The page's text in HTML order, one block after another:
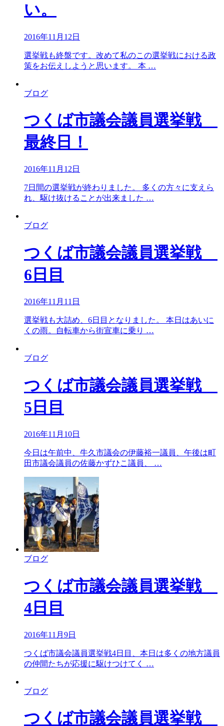
い。
2016年11月12日
選挙戦も終盤です。改めて私のこの選挙戦における政
策をお伝えしようと思います。 本 …
ブログ
つくば市議会議員選挙戦
最終日！
2016年11月12日
7日間の選挙戦が終わりました。 多くの方々に支えら
れ、駆け抜けることが出来ました …
ブログ
つくば市議会議員選挙戦
6日目
2016年11月11日
選挙戦も大詰め、6日目となりました。 本日はあいに
くの雨。自転車から街宣車に乗り …
ブログ
つくば市議会議員選挙戦
5日目
2016年11月10日
今日は午前中、牛久市議会の伊藤裕一議員、午後は町
田市議会議員の佐藤かずひこ議員、 …
ブログ
つくば市議会議員選挙戦
4日目
2016年11月9日
つくば市議会議員選挙戦4日目、本日は多くの地方議員
の仲間たちが応援に駆けつけてく …
ブログ
つくば市議会議員選挙戦